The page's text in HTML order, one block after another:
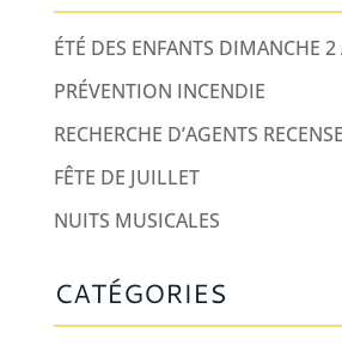
ÉTÉ DES ENFANTS DIMANCHE
PRÉVENTION INCENDIE
RECHERCHE D’AGENTS
FÊTE DE JUILLET
NUITS MUSICALES
CATÉGORIES